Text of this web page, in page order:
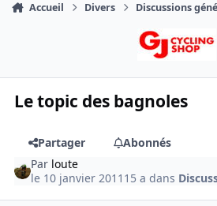
Accueil Divers Discussions
Le topic des bagnoles
Partager
Abonnés
Par loute
le 10 janvier 2011 15 a dans